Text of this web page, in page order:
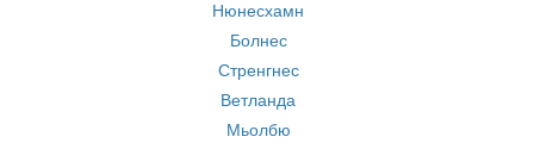
Нюнесхамн
Болнес
Стренгнес
Ветланда
Мьолбю